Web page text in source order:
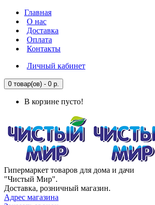
Главная
О нас
Доставка
Оплата
Контакты
Личный кабинет
0 товар(ов) - 0 р.
В корзине пусто!
Гипермаркет товаров для дома и дачи
"Чистый Мир".
Доставка, розничный магазин.
Адрес магазина